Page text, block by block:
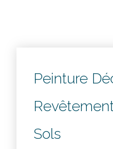
Peinture
Sols